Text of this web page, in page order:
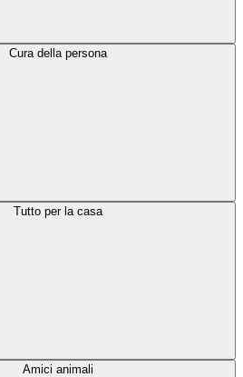
Cura della persona
Tutto per la casa
Amici animali